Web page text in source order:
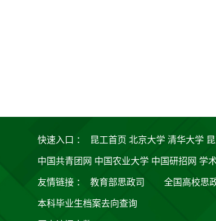
快速入口 ： 昆工首页 北京大学 清华大学
中国共青团网 中国农业大学 中国研招网 学
友情链接 ： 教育部思政司 全国高校思
本科毕业生档案去向查询